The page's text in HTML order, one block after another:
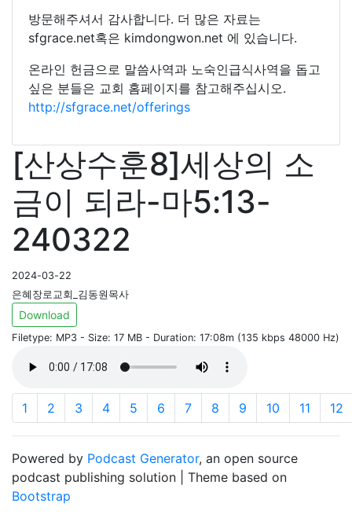
방문해주셔서 감사합니다. 더 많은 자료는
sfgrace.net혹은 kimdongwon.net 에 있습니다.
온라인 헌금으로 말씀사역과 노숙인급식사역을 돕고
싶은 분들은 교회 홈페이지를 참고해주십시오.
http://sfgrace.net/offerings
[산상수훈8]세상의 소
금이 되라-마5:13-
240322
2024-03-22
은혜장로교회_김동원목사
Download
Filetype: MP3 - Size: 17 MB - Duration: 17:08m (135 kbps 48000 Hz)
1 2 3 4 5 6 7 8 9 10 11 12
Powered by Podcast Generator, an open source
podcast publishing solution | Theme based on
Bootstrap